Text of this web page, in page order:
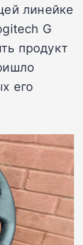
линейке
G
продукт
его